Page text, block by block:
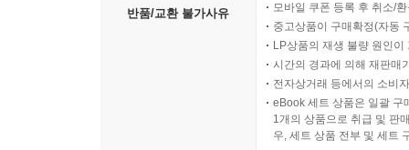
반품/교환 불가사유
모바일 쿠폰 등록 후 취소/
중고상품이 구매확정(자동
LP상품의 재생 불량 원인
시간의 경과에 의해 재판매
전자상거래 등에서의 소비
eBook 세트 상품은 일괄 구
1개의 상품으로 취급 및 판
우, 세트 상품 전부 및 세트